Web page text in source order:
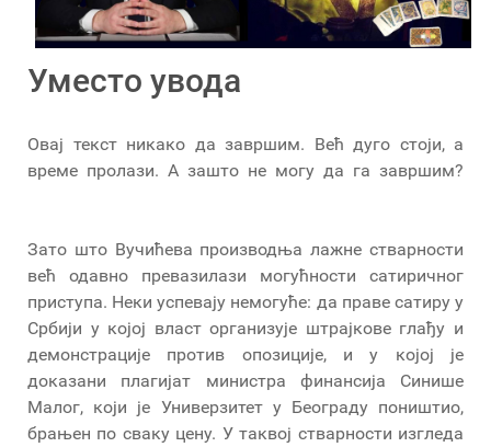
Уместо увода
Овај текст никако да завршим. Већ дуго стоји, а
време пролази. А зашто не могу да га завршим?
Зато што Вучићева производња лажне стварности
већ одавно превазилази могућности сатиричног
приступа. Неки успевају немогуће: да праве сатиру у
Србији у којој власт организује штрајкове глађу и
демонстрације против опозиције, и у којој је
доказани плагијат министра финансија Синише
Малог, који је Универзитет у Београду поништио,
брањен по сваку цену. У таквој стварности изгледа